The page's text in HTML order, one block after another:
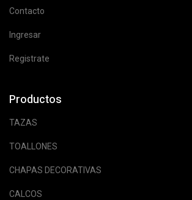
Contacto
Ingresar
Registrate
Productos
TAZAS
TOALLONES
CHAPAS DECORATIVAS
CALCOS